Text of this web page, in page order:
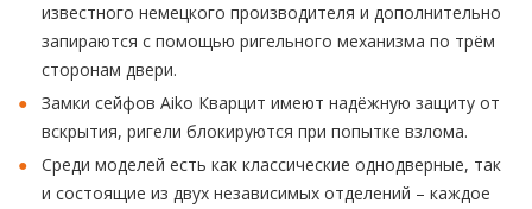
известного немецкого производителя и дополнительно
запираются с помощью ригельного механизма по трём
сторонам двери.
Замки сейфов Aiko Кварцит имеют надёжную защиту от
вскрытия, ригели блокируются при попытке взлома.
Среди моделей есть как классические однодверные, так
и состоящие из двух независимых отделений – каждое